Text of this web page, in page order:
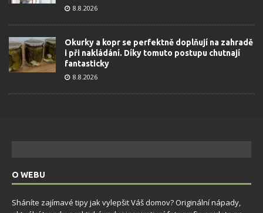
8.8.2026
Okurky a kopr se perfektně doplňují na zahradě
i při nakládání. Díky tomuto postupu chutnají
fantasticky
8.8.2026
O WEBU
Sháníte zajímavé tipy jak vylepšit Váš domov? Originální nápady,